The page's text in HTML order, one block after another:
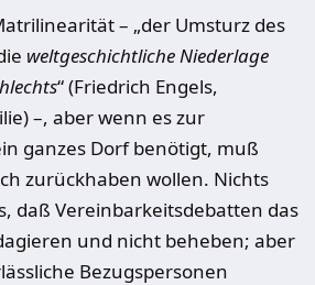
– „der Umsturz des
weltgeschichtliche Niederlage
“ (Friedrich Engels,
–, aber wenn es zur
ganzes Dorf benötigt, muß
zurückhaben wollen. Nichts
daß Vereinbarkeitsdebatten das
und nicht beheben; aber
Bezugspersonen